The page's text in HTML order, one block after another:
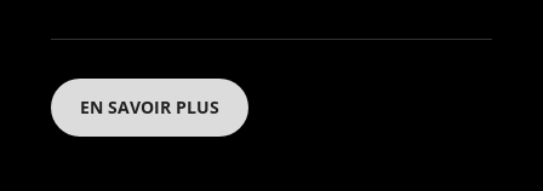
EN SAVOIR PLUS